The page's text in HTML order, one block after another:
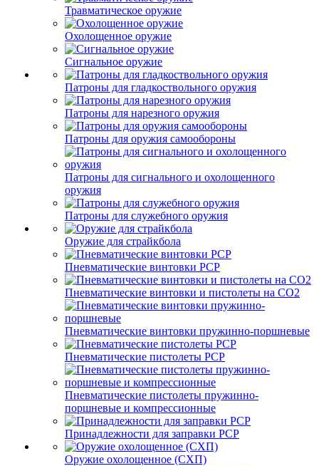
Травматическое оружие
Охолощенное оружие
Сигнальное оружие
Патроны для гладкоствольного оружия
Патроны для нарезного оружия
Патроны для оружия самообороны
Патроны для сигнального и охолощенного
оружия
Патроны для служебного оружия
Оружие для страйкбола
Пневматические винтовки PCP
Пневматические винтовки и пистолеты на CO2
Пневматические винтовки пружинно-поршневые
Пневматические пистолеты PCP
Пневматические пистолеты пружинно-
поршневые и компрессионные
Принадлежности для заправки PCP
Оружие охолощенное (СХП)